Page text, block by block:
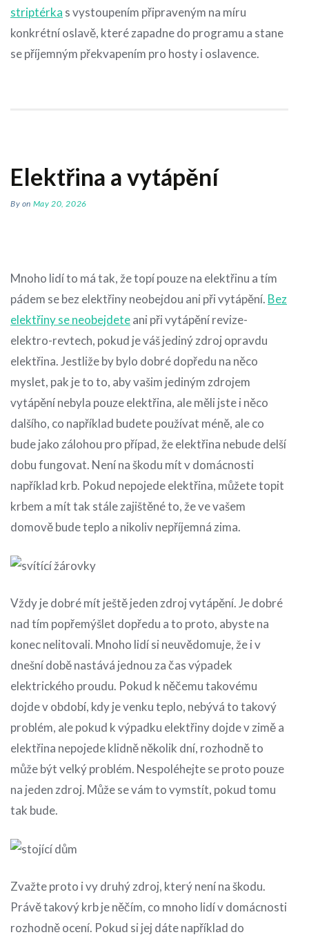
striptérka s vystoupením připraveným na míru
konkrétní oslavě, které zapadne do programu a stane
se příjemným překvapením pro hosty i oslavence.
Elektřina a vytápění
By on May 20, 2026
Mnoho lidí to má tak, že topí pouze na elektřinu a tím
pádem se bez elektřiny neobejdou ani při vytápění. Bez
elektřiny seneobejdeteani při vytápění revize-
elektro-revtech, pokud je váš jediný zdroj opravdu
elektřina. Jestliže by bylo dobré dopředu na něco
myslet, pak je to to, aby vašim jediným zdrojem
vytápění nebyla pouze elektřina, ale měli jste i něco
dalšího, co například budete používat méně, ale co
bude jako zálohou pro případ, že elektřina nebude delší
dobu fungovat. Není na škodu mít v domácnosti
například krb. Pokud nepojede elektřina, můžete topit
krbem a mít tak stále zajištěné to, že ve vašem
domově bude teplo a nikoliv nepříjemná zima.
Vždy je dobré mít ještě jeden zdroj vytápění. Je dobré
nad tím popřemýšlet dopředu a to proto, abyste na
konec nelitovali. Mnoho lidí si neuvědomuje, že i v
dnešní době nastává jednou za čas výpadek
elektrického proudu. Pokud k něčemu takovému
dojde v období, kdy je venku teplo, nebývá to takový
problém, ale pokud k výpadku elektřiny dojde v zimě a
elektřina nepojede klidně několik dní, rozhodně to
může být velký problém. Nespoléhejte se proto pouze
na jeden zdroj. Může se vám to vymstít, pokud tomu
tak bude.
Zvažte proto i vy druhý zdroj, který není na škodu.
Právě takový krb je něčím, co mnoho lidí v domácnosti
rozhodně ocení. Pokud si jej dáte například do